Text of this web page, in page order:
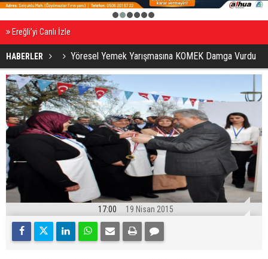
2 3 4 5 6
Ereğli’yi Canlı İzle
HABERLER Yöresel Yemek Yarışmasına KOMEK Damga Vurdu
17:00 19 Nisan 2015